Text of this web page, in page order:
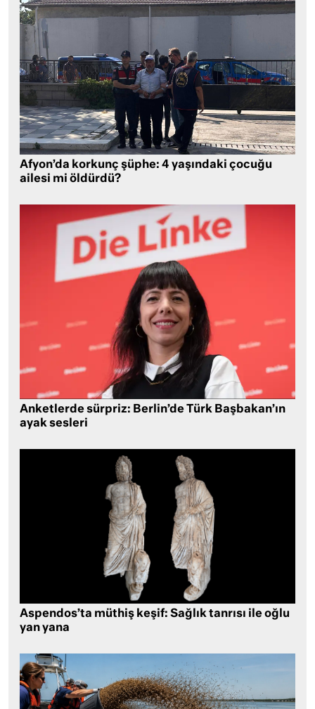
Afyon’da korkunç şüphe: 4 yaşındaki çocuğu
ailesi mi öldürdü?
Anketlerde sürpriz: Berlin’de Türk Başbakan’ın
ayak sesleri
Aspendos’ta müthiş keşif: Sağlık tanrısı ile oğlu
yan yana